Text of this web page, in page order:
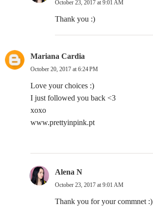
October 23, 2017 at 9:01 AM
Thank you :)
Mariana Cardia
October 20, 2017 at 6:24 PM
Love your choices :)
I just followed you back <3
xoxo
www.prettyinpink.pt
Alena N
October 23, 2017 at 9:01 AM
Thank you for your commnet :)